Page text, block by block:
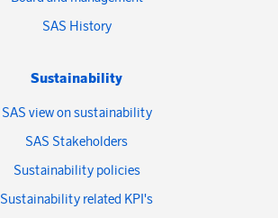
SAS History
Sustainability
SAS view on sustainability
SAS Stakeholders
Sustainability policies
Sustainability related KPI's